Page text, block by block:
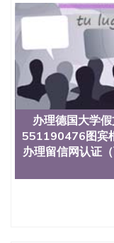
生前往求学。
位、声誉、实习
誉为美国本科教
计系更是在当今
业生大多可以在
机会。许多硅谷
供许多相应科系
(UC)，还是加州
都占据着加州所
学座落于硅谷
地区为全美的重
134种学士学科
国的学生来此就
子工程学，工商
受性肯定及好评
办理德国大学
551190476图宾
办理留信网认证